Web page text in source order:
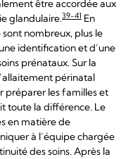
être accordée aux
glandulaire.39-41 En
nombreux, plus le
identification et d’une
prénataux. Sur la
périnatal
préparer les familles et
toute la différence. Le
en matière de
à l’équipe chargée
des soins. Après la